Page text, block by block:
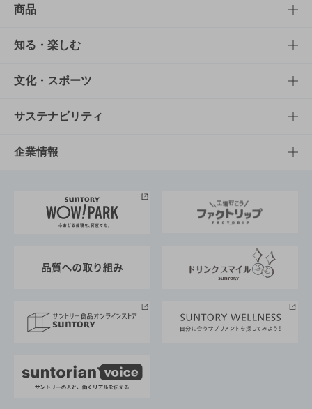
商品
商品TOP
商品一覧
商品発売情報
栄養成分一覧
知る・楽しむ
知る・楽しむTOP
キャンペーン
工場見学
地域情報
文化・スポーツ
文化・スポーツTOP
サントリーホール
サントリーサンバーズ大阪
サステナビリティ
サステナビリティTOP
サントリーが考えるサステナビリティ経営
企業情報
企業概要
採用情報